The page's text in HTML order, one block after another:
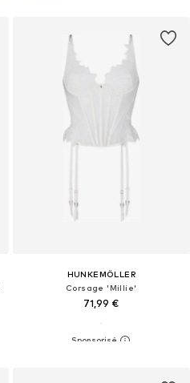
HUNKEMÖLLER
Corsage 'Millie'
71,99 €